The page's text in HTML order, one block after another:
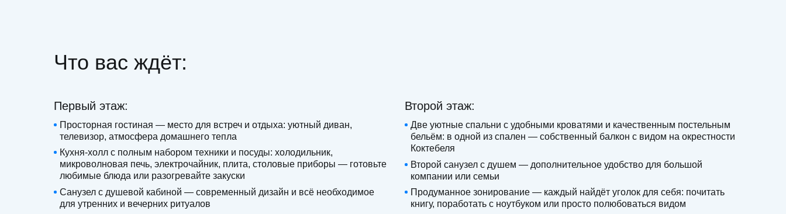
Что вас ждёт:
Просторная гостиная — место для встреч и отдыха: уютный диван,
телевизор, атмосфера домашнего тепла
Первый этаж:
Кухня‑холл с полным набором техники и посуды: холодильник,
микроволновая печь, электрочайник, плита, столовые приборы — готовьте
любимые блюда или разогревайте закуски
Санузел с душевой кабиной — современный дизайн и всё необходимое
для утренних и вечерних ритуалов
Две уютные спальни с удобными кроватями и качественным постельным
бельём: в одной из спален — собственный балкон с видом на окрестности
Коктебеля
Второй этаж:
Второй санузел с душем — дополнительное удобство для большой
компании или семьи
Продуманное зонирование — каждый найдёт уголок для себя: почитать
книгу, поработать с ноутбуком или просто полюбоваться видом
Условия проживания Заезд: 15:00, выезд: